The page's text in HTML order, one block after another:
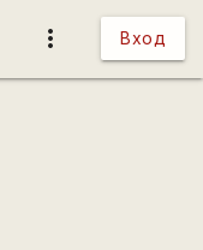
more_vert Вход